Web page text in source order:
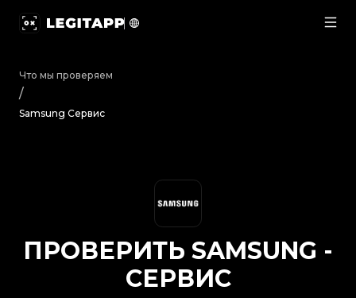
Что мы проверяем
/
Samsung Сервис
ПРОВЕРИТЬ SAMSUNG -
СЕРВИС